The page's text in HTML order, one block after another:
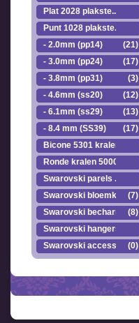
Plat 2028 plakste..
Punt 1028 plakste..
- 2.0mm (pp14)
(21)
- 3.0mm (pp24)
(17)
- 3.8mm (pp31)
(3)
- 4.6mm (ss20)
(12)
- 6.1mm (ss29)
(13)
- 8.4 mm (SS39)
(17)
Bicone 5301 kralen.
Ronde kralen 5000
Swarovski parels ..
Swarovski bloemkr..
(7)
Swarovski becharmed(8)
Swarovski hangers
Swarovski accesso..
(0)